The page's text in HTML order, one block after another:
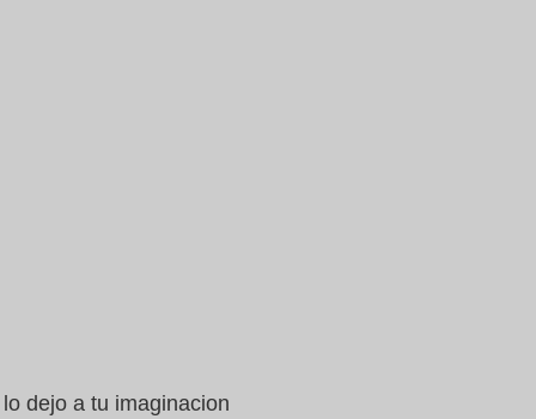
lo dejo a tu imaginacion